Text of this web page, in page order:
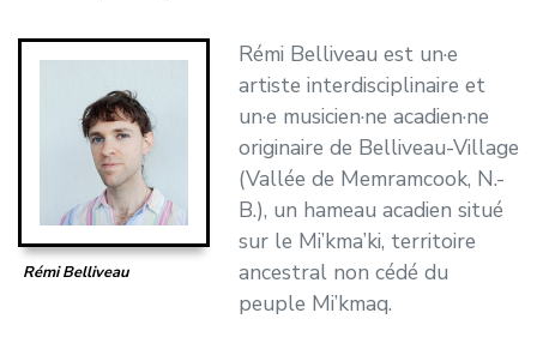
Rémi Belliveau
Rémi Belliveau est un·e
artiste interdisciplinaire et
un·e musicien·ne acadien·ne
originaire de Belliveau-Village
(Vallée de Memramcook, N.-
B.), un hameau acadien situé
sur le Mi’kma’ki, territoire
ancestral non cédé du
peuple Mi’kmaq.